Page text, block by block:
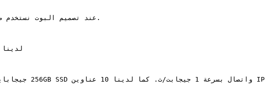
عند تصميم البوت نستخدم